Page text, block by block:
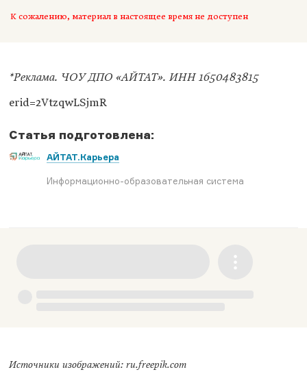
К сожалению, материал в настоящее время не доступен
*Реклама. ЧОУ ДПО «АЙТАТ». ИНН 1650483815
erid=2VtzqwLSjmR
Статья подготовлена:
АЙТАТ.Карьера
Информационно-образовательная система
Источники изображений: ru.freepik.com